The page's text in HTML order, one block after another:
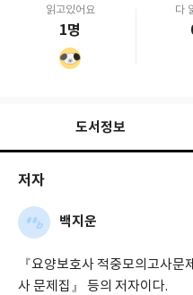
읽고있어요
1명
다
도서정보
저자
백지운
『요양보호사 적중모의고사
사 문제집』 등의 저자이다.